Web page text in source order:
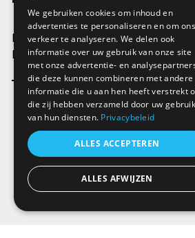
Privacy
Disclaimer
Schrijf je in op
Verstuur
We gebruiken cookies om inhoud en
advertenties te personaliseren en om ons
verkeer te analyseren. We delen ook
informatie over uw gebruik van onze site
met onze advertentie- en
die deze kunnen combineren met andere
informatie die u aan hen heeft verstrekt
die zij hebben verzameld door uw gebruik
van hun diensten. Privacybeleid
ALLES ACCEPTEREN
ALLES AFWIJZEN